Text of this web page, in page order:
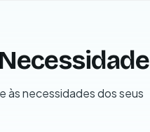
às necessidades dos seus